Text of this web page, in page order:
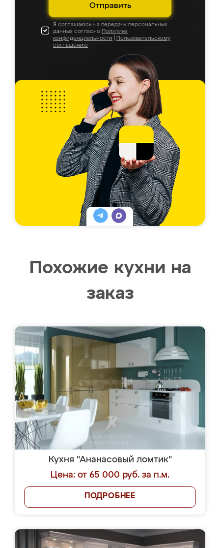
Отправить
Я соглашаюсь на передачу персональных
данных согласно Политике
конфиденциальности
Пользовательскому
соглашению
Похожие кухни на
заказ
Кухня "Ананасовый ломтик"
Цена: от 65 000 руб. за п.м.
ПОДРОБНЕЕ